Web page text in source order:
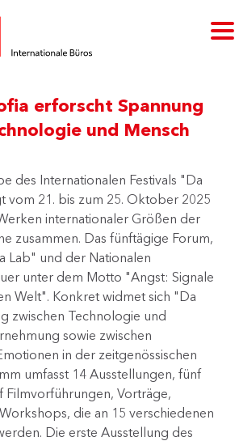
erforscht Spannung
und Mensch
des Internationalen Festivals "Da
vom 21. bis zum 25. Oktober 2025
internationaler Größen der
zusammen. Das fünftägige Forum,
Lab" und der Nationalen
unter dem Motto "Angst: Signale
Welt". Konkret widmet sich "Da
zwischen Technologie und
sowie zwischen
in der zeitgenössischen
umfasst 14 Ausstellungen, fünf
Filmvorführungen, Vorträge,
die an 15 verschiedenen
Die erste Ausstellung des